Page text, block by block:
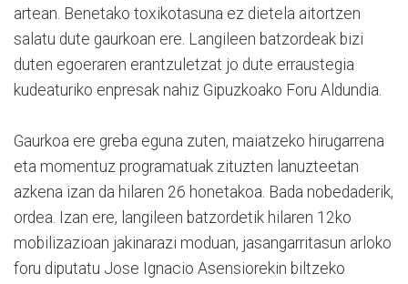
artean. Benetako toxikotasuna ez dietela aitortzen
salatu dute gaurkoan ere. Langileen batzordeak bizi
duten egoeraren erantzuletzat jo dute erraustegia
kudeaturiko enpresak nahiz Gipuzkoako Foru Aldundia.
Gaurkoa ere greba eguna zuten, maiatzeko hirugarrena
eta momentuz programatuak zituzten lanuzteetan
azkena izan da hilaren 26 honetakoa. Bada nobedaderik,
ordea. Izan ere, langileen batzordetik hilaren 12ko
mobilizazioan jakinarazi moduan, jasangarritasun arloko
foru diputatu Jose Ignacio Asensiorekin biltzeko